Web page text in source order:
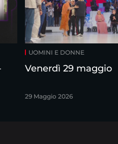
UOMINI E DONNE
Venerdì 29 maggio
29 Maggio 2026